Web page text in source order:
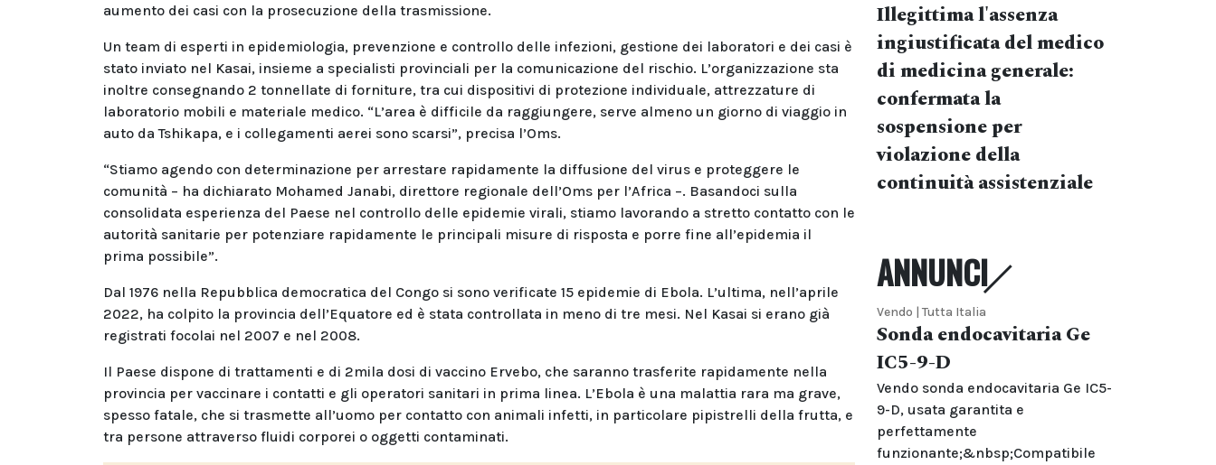
aumento dei casi con la prosecuzione della trasmissione.
Un team di esperti in epidemiologia, prevenzione e controllo delle infezioni, gestione dei laboratori e dei casi è
stato inviato nel Kasai, insieme a specialisti provinciali per la comunicazione del rischio. L’organizzazione sta
inoltre consegnando 2 tonnellate di forniture, tra cui dispositivi di protezione individuale, attrezzature di
laboratorio mobili e materiale medico. “L’area è difficile da raggiungere, serve almeno un giorno di viaggio in
auto da Tshikapa, e i collegamenti aerei sono scarsi”, precisa l’Oms.
“Stiamo agendo con determinazione per arrestare rapidamente la diffusione del virus e proteggere le
comunità – ha dichiarato Mohamed Janabi, direttore regionale dell’Oms per l’Africa –. Basandoci sulla
consolidata esperienza del Paese nel controllo delle epidemie virali, stiamo lavorando a stretto contatto con le
autorità sanitarie per potenziare rapidamente le principali misure di risposta e porre fine all’epidemia il
prima possibile”.
Dal 1976 nella Repubblica democratica del Congo si sono verificate 15 epidemie di Ebola. L’ultima, nell’aprile
2022, ha colpito la provincia dell’Equatore ed è stata controllata in meno di tre mesi. Nel Kasai si erano già
registrati focolai nel 2007 e nel 2008.
Il Paese dispone di trattamenti e di 2mila dosi di vaccino Ervebo, che saranno trasferite rapidamente nella
provincia per vaccinare i contatti e gli operatori sanitari in prima linea. L’Ebola è una malattia rara ma grave,
spesso fatale, che si trasmette all’uomo per contatto con animali infetti, in particolare pipistrelli della frutta, e
tra persone attraverso fluidi corporei o oggetti contaminati.
Illegittima l'assenza
ingiustificata del medico
di medicina generale:
confermata la
sospensione per
violazione della
continuità assistenziale
ANNUNCI
Vendo | Tutta Italia
Sonda endocavitaria Ge
IC5-9-D
Vendo sonda endocavitaria Ge IC5-
9-D, usata garantita e
perfettamente
funzionante;&nbsp;Compatibile